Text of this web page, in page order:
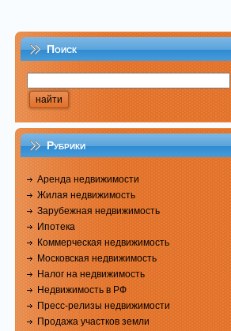
Поиск
Рубрики
Аренда недвижимости
Жилая недвижимость
Зарубежная недвижимость
Ипотека
Коммерческая недвижимость
Московская недвижимость
Налог на недвижимость
Недвижимость в РФ
Пресс-релизы недвижимости
Продажа участков земли